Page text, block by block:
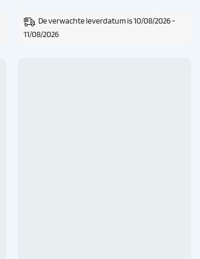
De verwachte leverdatum is 10/08/2026 -
11/08/2026